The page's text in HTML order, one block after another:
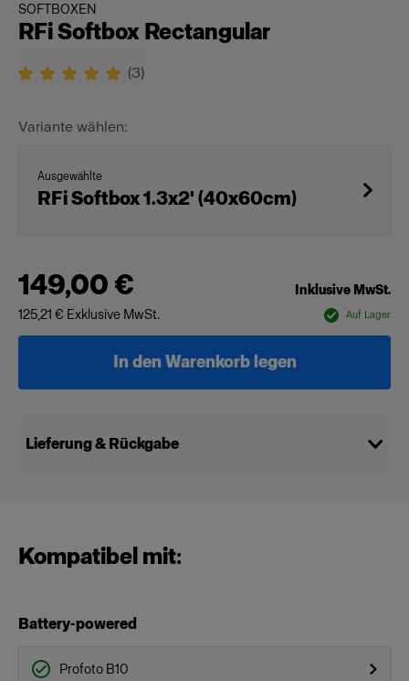
SOFTBOXEN
RFi Softbox Rectangular
(3)
Variante wählen:
Ausgewählte
RFi Softbox 1.3x2' (40x60cm)
149,00 €
Inklusive MwSt.
125,21 € Exklusive MwSt. Auf Lager
In den Warenkorb legen
Lieferung & Rückgabe
Kompatibel mit:
Battery-powered
Profoto B10